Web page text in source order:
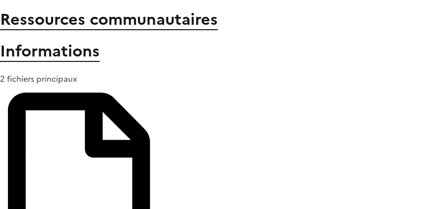
Ressources communautaires
Informations
2 fichiers principaux